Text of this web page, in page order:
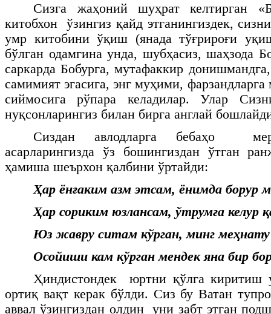
Сизга жаҳоний шуҳрат келтирган
китобхон ўзингиз қайд этганингиздек,
умр китобини ўқиш (янада тўғрироғи
бўлган одамгина унда, шубҳасиз, шаҳзода
саркарда Бобурга, мутафаккир
самимият эгасига, энг муҳими,
сиймосига рўпара келадилар. Улар
нуқсонларингиз билан бирга англай
Сиздан авлодларга бебаҳо
асарларингизда ўз бошингиздан ўтган
ҳамиша шеърхон қалбини ўртайди:
Ҳар ёнғаким азм этсам, ёнимда борур
Ҳар сориким юзлансам, ўтрумға келур
Юз жавру ситам кўрган, минг меҳнату
Осойиши кам кўрган мендек яна бир
Ҳиндистондек юртни қўлга киритиш
ортиқ вақт керак бўлди. Сиз бу Ватан
аввал ўзингиздан олдин уни забт этган